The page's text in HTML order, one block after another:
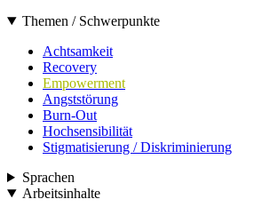
Themen / Schwerpunkte
Achtsamkeit
Recovery
Empowerment
Angststörung
Burn-Out
Hochsensibilität
Stigmatisierung / Diskriminierung
Sprachen
Arbeitsinhalte